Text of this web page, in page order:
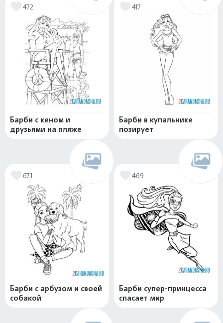
472
Барби с кеном и
друзьями на пляже
417
Барби в купальнике
позирует
671
Барби с арбузом и своей
собакой
469
Барби супер-принцесса
спасает мир